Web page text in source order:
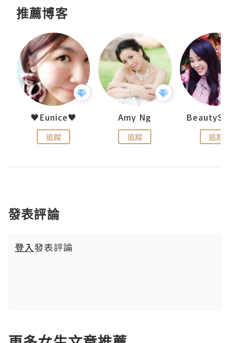
推薦博客
♥Eunice♥
追蹤
Amy Ng
追蹤 追蹤
發表評論
登入發表評論